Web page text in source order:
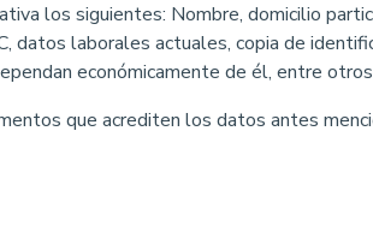
los siguientes: Nombre, domicilio
datos laborales actuales, copia de
económicamente de él, entre
que acrediten los datos antes